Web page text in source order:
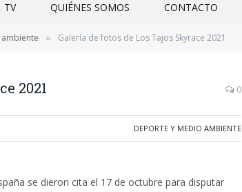
TV QUIÉNES SOMOS CONTACTO
» Galería de fotos de Los Tajos Skyrace 2021
2021 0
DEPORTE Y MEDIO AMBIENTE
se dieron cita el 17 de octubre para disputar